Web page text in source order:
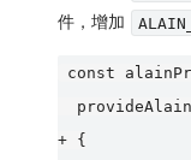
件，增加
const
+ {